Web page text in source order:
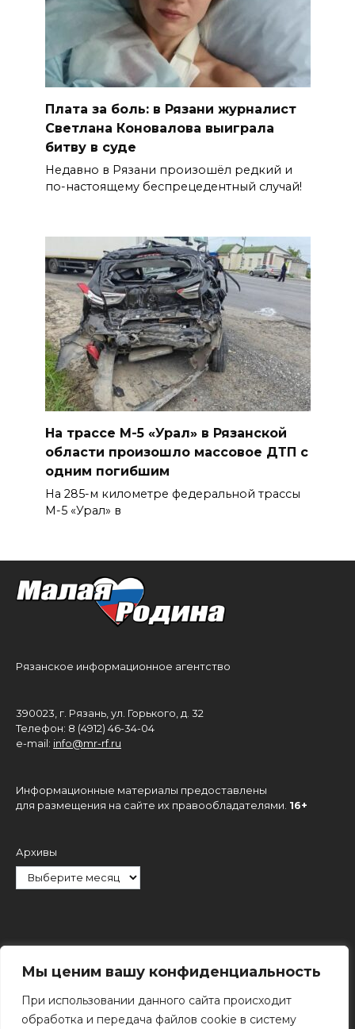
Мы ценим вашу конфиденциальность
При использовании данного сайта происходит
обработка и передача файлов cookie в систему
Плата за боль: в Рязани журналист
Светлана Коновалова выиграла
битву в суде
Недавно в Рязани произошёл редкий и
по-настоящему беспрецедентный случай!
На трассе М-5 «Урал» в Рязанской
области произошло массовое ДТП с
одним погибшим
На 285-м километре федеральной трассы
М-5 «Урал» в
Рязанское информационное агентство
390023, г. Рязань, ул. Горького, д. 32
Телефон: 8 (4912) 46-34-04
e-mail: info@mr-rf.ru
Информационные материалы предоставлены
для размещения на сайте их правообладателями. 16+
Архивы